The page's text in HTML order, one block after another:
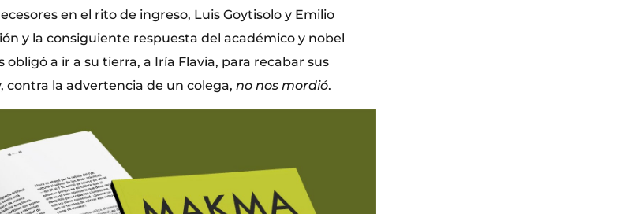
en el rito de ingreso, Luis Goytisolo y Emilio
y la consiguiente respuesta del académico y nobel
obligó a ir a su tierra, a Iría Flavia, para recabar sus
contra la advertencia de un colega, no nos mordió.